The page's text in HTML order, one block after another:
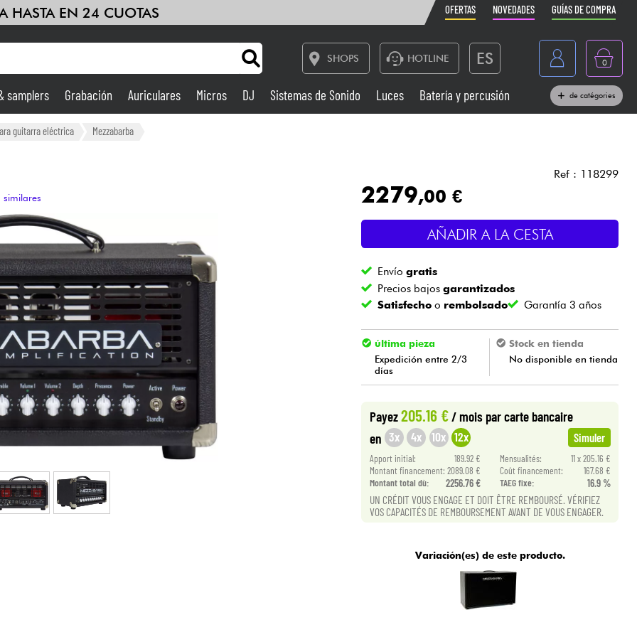
HASTA EN 24 CUOTAS OFERTAS NOVEDADES GUÍAS DE COMPRA
SHOPS HOTLINE ES
France
Belgique
Nederland
0
Ampli & Efectos
Sistemas de Sonido
Batería y percusión Vientos
Niños Cables & Acces.
Bundle
Ver nuestras marcas
samplers Grabación Auriculares Micros DJ Sistemas de Sonido Luces
Batería y percusión
de catégories
guitarra eléctrica Mezzabarba
similares
Ref : 118299
2279,00 €
AÑADIR A LA CESTA
Envíogratis
Precios bajosgarantizados
Satisfecho o rembolsado Garantía 3 años
última pieza
Expedición entre 2/3
días
Stock en tienda
No disponible en tienda
Payez205.16 €/ mois par carte bancaire
en 3x 4x 10x 12x Simuler
Apport initial: 189.92 € Mensualités:
11 x 205.16 €
Montant financement: 2089.08 € Coût financement:
167.68 €
Montant total dù:
2256.76 € TAEG fixe: 16.9 %
UN CRÉDIT VOUS ENGAGE ET DOIT ÊTRE REMBOURSÉ. VÉRIFIEZ
VOS CAPACITÉS DE REMBOURSEMENT AVANT DE VOUS ENGAGER.
Variación(es) de este producto.